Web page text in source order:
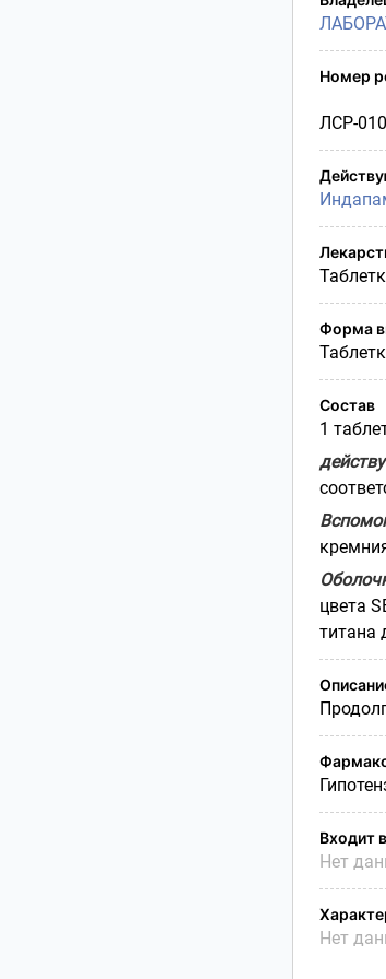
Номер
ЛСР-
Форма
Состав
1
цвета
титана
Входит
Нет
Нет